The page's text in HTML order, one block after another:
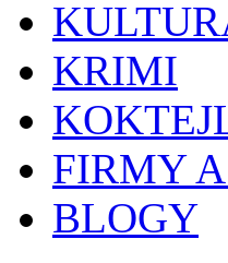
KRIMI
FIRMY
BLOGY